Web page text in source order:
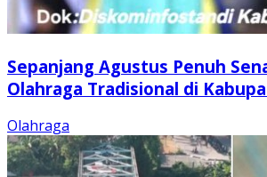
Sepanjang Agustus Penuh
Olahraga Tradisional di
Olahraga